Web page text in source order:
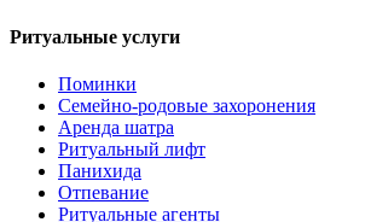
Ритуальные услуги
Поминки
Семейно-родовые захоронения
Аренда шатра
Ритуальный лифт
Панихида
Отпевание
Ритуальные агенты